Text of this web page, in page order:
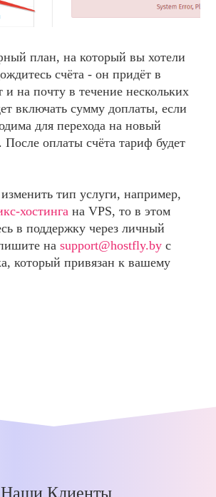
план, на который вы хотели
счёта - он придёт в
на почту в течение нескольких
включать сумму доплаты, если
для перехода на новый
оплаты счёта тариф будет
тип услуги, например,
хостинга на VPS, то в этом
в поддержку через личный
наsupport@hostfly.by с
который привязан к вашему
Наши Клиенты